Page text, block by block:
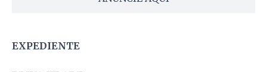
EXPEDIENTE